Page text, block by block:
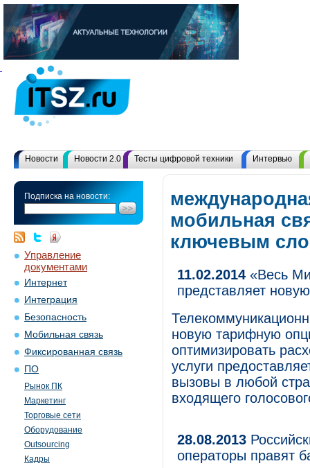
Новости Новости 2.0 Тесты цифровой техники Интервью
Подписка на новости:
Управление
документами
Интернет
Интеграция
Безопасность
Мобильная связь
Фиксированная связь
ПО
Рынок ПК
Маркетинг
Торговые сети
Оборудование
Outsourcing
Кадры
мобильная
ключевым
11.02.2014 «Весь
представляет
новую тарифную
оптимизировать
услуги
вызовы в любой
входящего
28.08.2013
операторы правят